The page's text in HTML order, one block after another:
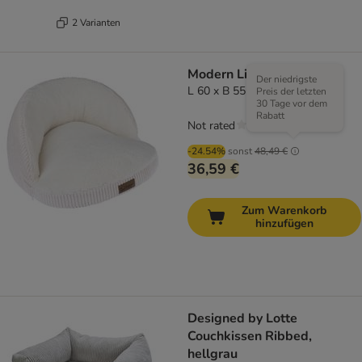
2 Varianten
Modern Living Sofa Hella
L 60 x B 55 x H 32 cm
-24.54% sonst48,49 €
Der niedrigste
Preis der letzten
30 Tage vor dem
Rabatt
36,59 €
Not rated
Zum Warenkorb
hinzufügen
Designed by Lotte
Couchkissen Ribbed,
hellgrau